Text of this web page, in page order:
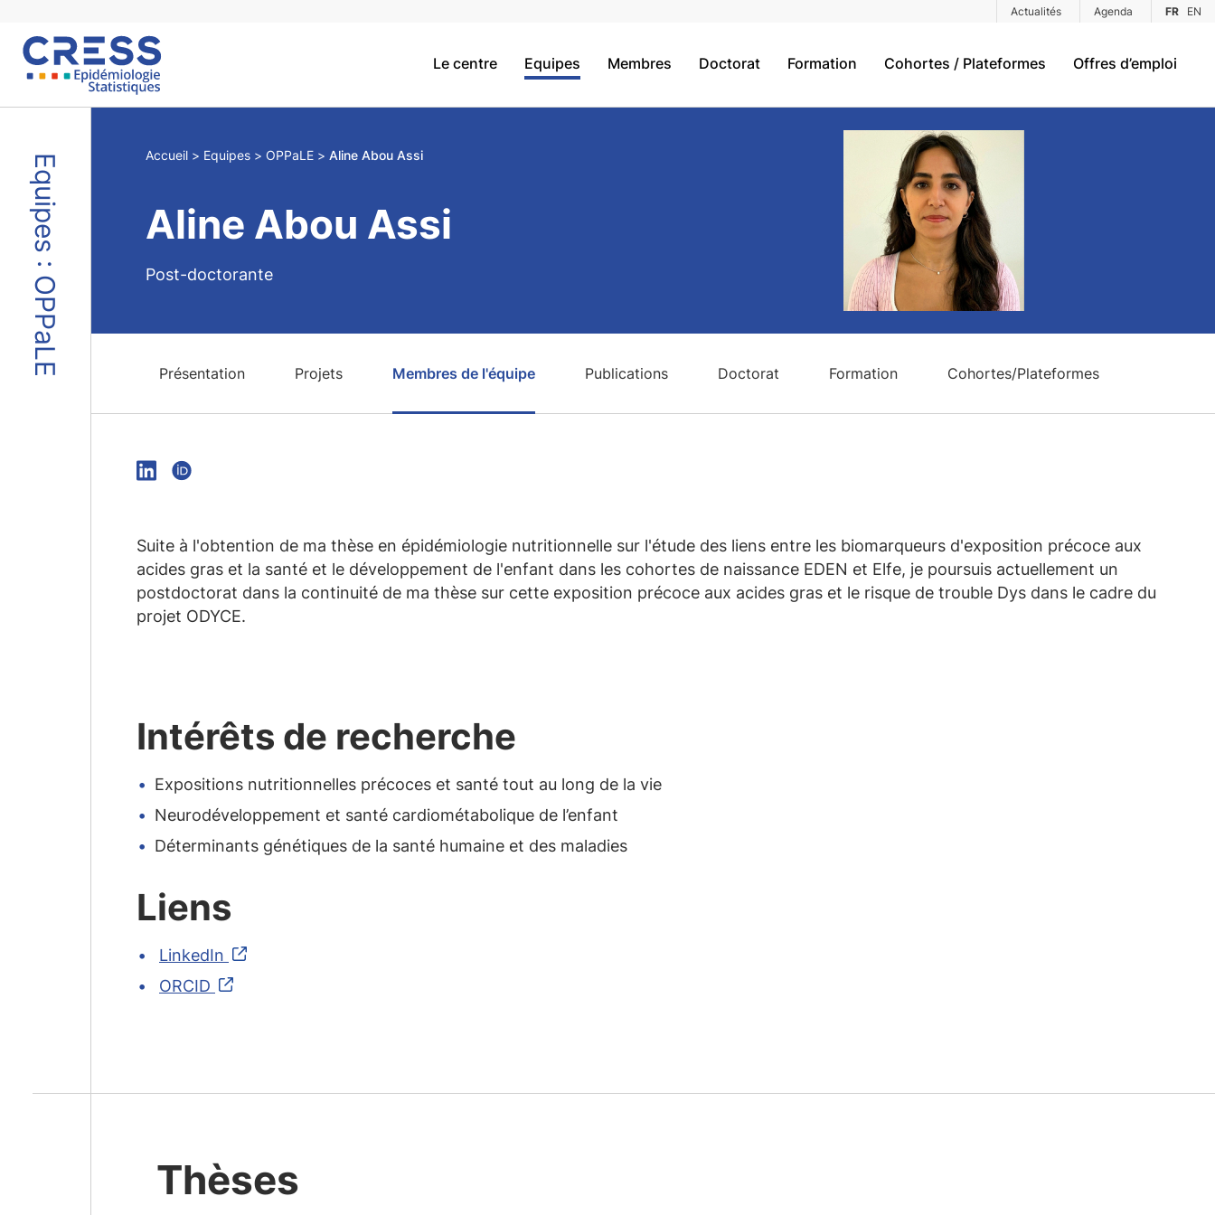
Actualités Agenda FR EN
Le centre Equipes Membres Doctorat Formation Cohortes / Plateformes Offres d’emploi
Equipes : OPPaLE Accueil Equipes OPPaLE Aline Abou Assi
Aline Abou Assi
Post-doctorante
Présentation Projets Membres de l'équipe Publications Doctorat Formation Cohortes/Plateformes
Suite à l'obtention de ma thèse en épidémiologie nutritionnelle sur l'étude des liens entre les biomarqueurs d'exposition précoce aux
acides gras et la santé et le développement de l'enfant dans les cohortes de naissance EDEN et Elfe, je poursuis actuellement un
postdoctorat dans la continuité de ma thèse sur cette exposition précoce aux acides gras et le risque de trouble Dys dans le cadre du
projet ODYCE.
Intérêts de recherche
Expositions nutritionnelles précoces et santé tout au long de la vie
Neurodéveloppement et santé cardiométabolique de l’enfant
Déterminants génétiques de la santé humaine et des maladies
Liens
LinkedIn
ORCID
Thèses